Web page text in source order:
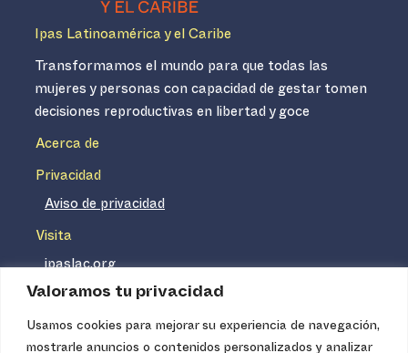
Valoramos tu privacidad
Usamos cookies para mejorar su experiencia de navegación,
mostrarle anuncios o contenidos personalizados y analizar
Ipas Latinoamérica y el Caribe
Transformamos el mundo para que todas las
mujeres y personas con capacidad de gestar tomen
decisiones reproductivas en libertad y goce
Acerca de
Privacidad
Aviso de privacidad
Visita
ipaslac.org
ipasmexico.org